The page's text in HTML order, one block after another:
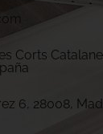
Corts
6, 28008,